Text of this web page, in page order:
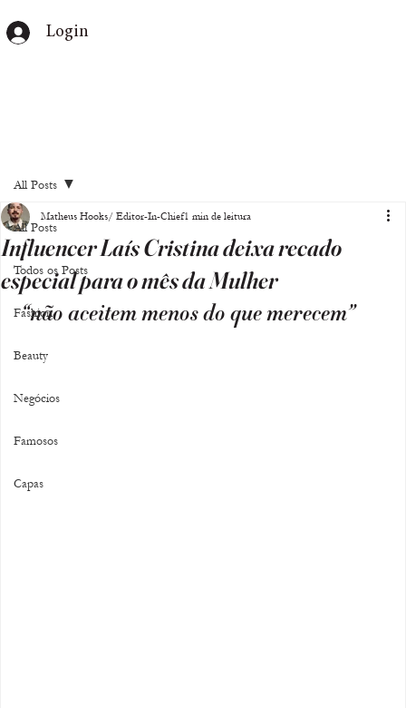
Login
All Posts
Todos os Posts
Fashion
Beauty
Negócios
Famosos
Capas
All Posts
Influencer Laís Cristina deixa recado
especial para o mês da Mulher
Matheus Hooks/ Editor-In-Chief1 min de leitura
“não aceitem menos do que merecem”